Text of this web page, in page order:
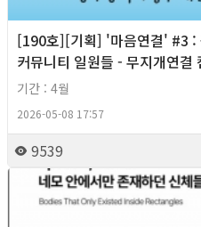
[190호][기획] '마음연결' #3 :
커뮤니티 일원들 - 무지개연결
기간 : 4월
2026-05-08 17:57
9539